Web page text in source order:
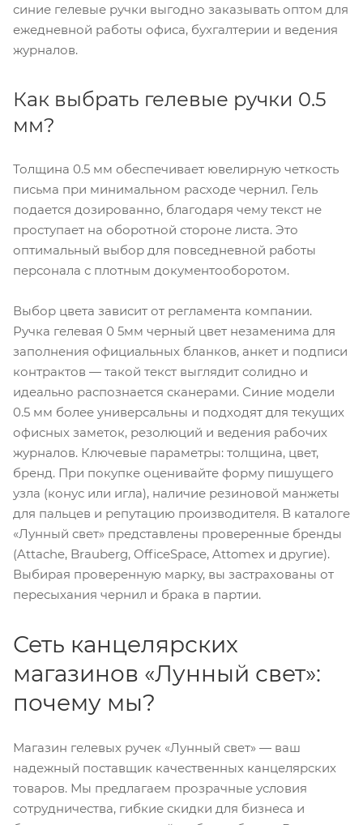
синие гелевые ручки выгодно заказывать оптом для
ежедневной работы офиса, бухгалтерии и ведения
журналов.
Как выбрать гелевые ручки 0.5
мм?
Толщина 0.5 мм обеспечивает ювелирную четкость
письма при минимальном расходе чернил. Гель
подается дозированно, благодаря чему текст не
проступает на оборотной стороне листа. Это
оптимальный выбор для повседневной работы
персонала с плотным документооборотом.
Выбор цвета зависит от регламента компании.
Ручка гелевая 0 5мм черный цвет незаменима для
заполнения официальных бланков, анкет и подписи
контрактов — такой текст выглядит солидно и
идеально распознается сканерами. Синие модели
0.5 мм более универсальны и подходят для текущих
офисных заметок, резолюций и ведения рабочих
журналов. Ключевые параметры: толщина, цвет,
бренд. При покупке оценивайте форму пишущего
узла (конус или игла), наличие резиновой манжеты
для пальцев и репутацию производителя. В каталоге
«Лунный свет» представлены проверенные бренды
(Attache, Brauberg, OfficeSpace, Attomex и другие).
Выбирая проверенную марку, вы застрахованы от
пересыхания чернил и брака в партии.
Сеть канцелярских
магазинов «Лунный свет»:
почему мы?
Магазин гелевых ручек «Лунный свет» — ваш
надежный поставщик качественных канцелярских
товаров. Мы предлагаем прозрачные условия
сотрудничества, гибкие скидки для бизнеса и